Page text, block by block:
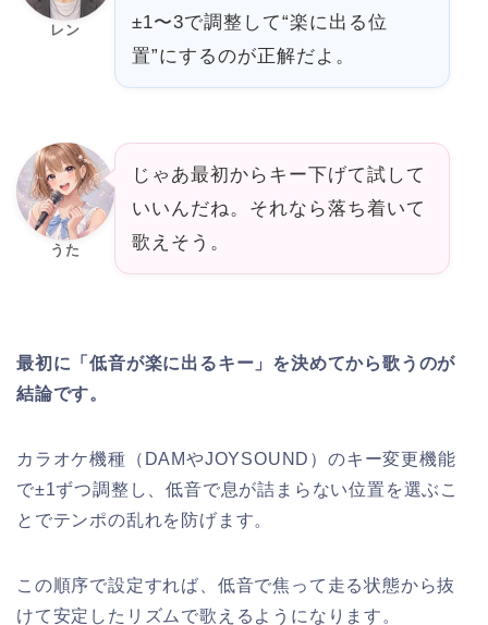
レン
±1〜3で調整して“楽に出る位
置”にするのが正解だよ。
うた
じゃあ最初からキー下げて試して
いいんだね。それなら落ち着いて
歌えそう。
最初に「低音が楽に出るキー」を決めてから歌うのが
結論です。
カラオケ機種（DAMやJOYSOUND）のキー変更機能
で±1ずつ調整し、低音で息が詰まらない位置を選ぶこ
とでテンポの乱れを防げます。
この順序で設定すれば、低音で焦って走る状態から抜
けて安定したリズムで歌えるようになります。